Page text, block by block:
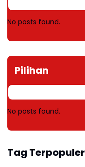
No posts found.
Pilihan
No posts found.
Tag Terpopuler